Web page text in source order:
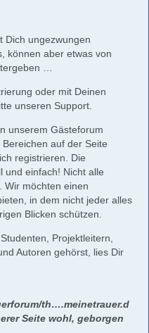
Dich ungezwungen
können aber etwas von
…
oder mit Deinen
unseren Support.
unserem Gästeforum
auf der Seite
registrieren. Die
und einfach! Nicht alle
Wir möchten einen
in dem nicht jeder alles
Blicken schützen.
Projektleitern,
Autoren gehörst, lies Dir
th….meinetrauer.d
Seite wohl, geborgen